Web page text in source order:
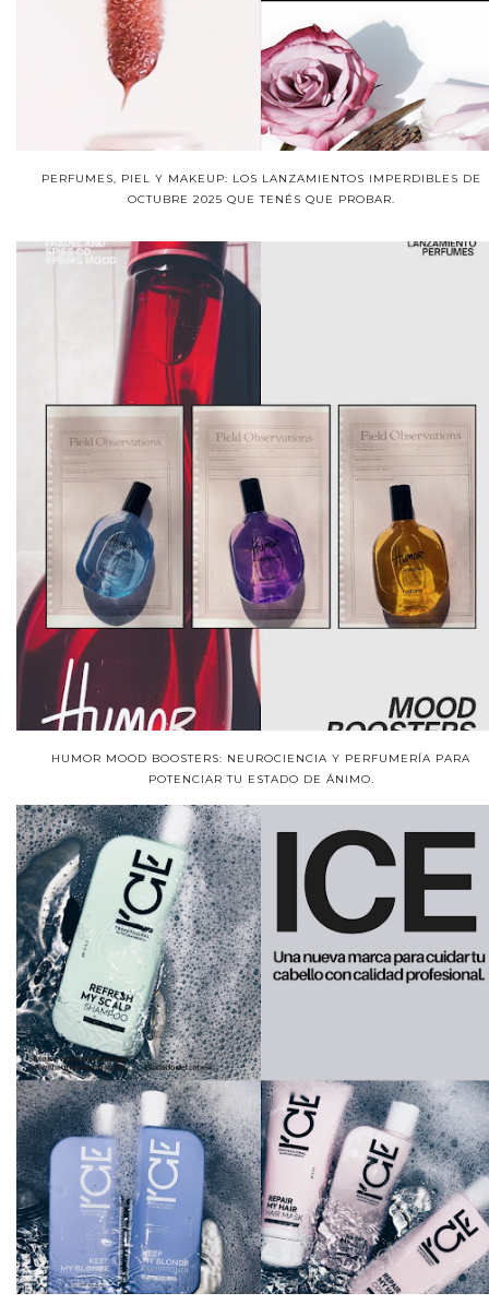
PERFUMES, PIEL Y MAKEUP: LOS LANZAMIENTOS IMPERDIBLES DE
OCTUBRE 2025 QUE TENÉS QUE PROBAR.
HUMOR MOOD BOOSTERS: NEUROCIENCIA Y PERFUMERÍA PARA
POTENCIAR TU ESTADO DE ÁNIMO.